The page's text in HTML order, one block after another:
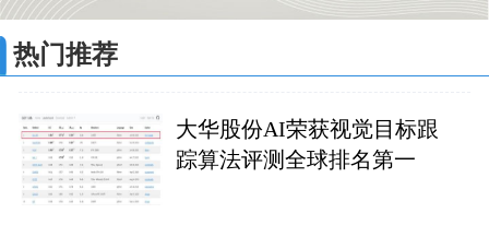
热门推荐
大华股份AI荣获视觉目标跟
踪算法评测全球排名第一